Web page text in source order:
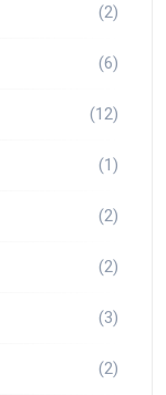
(2)
(6)
(12)
(1)
(2)
(2)
(3)
(2)